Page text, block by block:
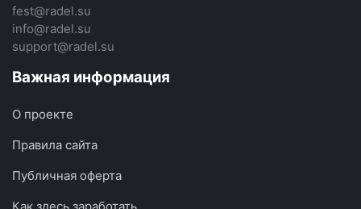
fest@radel.su
info@radel.su
support@radel.su
Важная информация
О проекте
Правила сайта
Публичная оферта